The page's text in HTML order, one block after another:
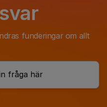
funderingar om allt